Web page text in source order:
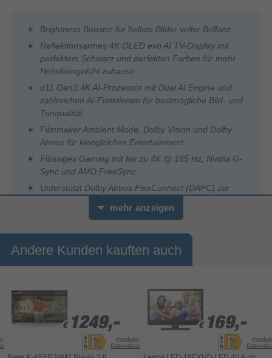
Brightness Booster für hellste Bilder voller Brillanz
Reflektionsarmes 4K OLED evo AI TV-Display mit
perfektem Schwarz und perfekten Farben für mehr
Heimkinogefühl zuhause
α11 Gen3 4K AI-Prozessor mit Dual AI Engine und
zahlreichen AI-Funktionen für bestmögliche Bild- und
Tonqualität
Filmmaker Ambient Mode, Dolby Vision und Dolby
Atmos für kinogleiches Entertainment
Flüssiges Gaming mit bis zu 4K @ 165 Hz, Nvidia G-
Sync und AMD FreeSync
Unterstützt Dolby Atmos FlexConnect (DAFC) zur
Soundsystemen, wie die neue LG Sound Suite
Der Fernseher OLED65C69LB für Ihr
Wohnzimmer-Heimkino
OLED65C69LB ist ein fortschrittlicher Fernseher der Marke LG,
der mit einer Bildschirmdiagonale von 165,1 cm (65 Zoll) und
hochauflösender Bildqualität aufwartet. Dank der bewährten
OLED-Bildschirmtechnologie und einer
Display-Auflösung
von 3840 x 2160 Pixeln stellt dieses Modell Bildinhalte besonders
mehr anzeigen
Andere Kunden kauften auch
€ 1249,-
€ 1249,-
Produkt-
Datenblatt
€ 169,-
€ 169,-